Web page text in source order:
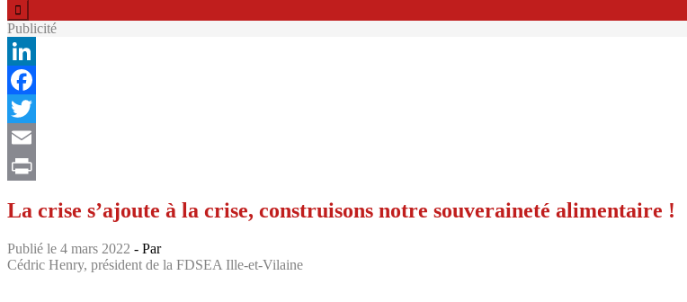
Publicité
LinkedIn
Facebook
Twitter
Email
La crise s’ajoute à la crise, construisons notre souveraineté alimentaire !
Publié le 4 mars 2022 - Par
Cédric Henry, président de la FDSEA Ille-et-Vilaine